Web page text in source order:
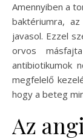
Amennyiben a
baktériumra,
javasol. Ezzel
orvos
antibiotikumok
megfelelő
hogy a beteg
Az